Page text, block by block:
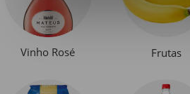
Vinho Rosé Frutas